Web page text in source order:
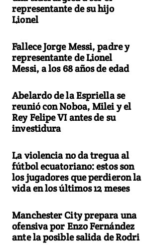
representante de su hijo
Lionel
Fallece Jorge Messi, padre y
representante de Lionel
Messi, a los 68 años de edad
Abelardo de la Espriella se
reunió con Noboa, Milei y el
Rey Felipe VI antes de su
investidura
La violencia no da tregua al
fútbol ecuatoriano: estos son
los jugadores que perdieron la
vida en los últimos 12 meses
Manchester City prepara una
ofensiva por Enzo Fernández
ante la posible salida de Rodri